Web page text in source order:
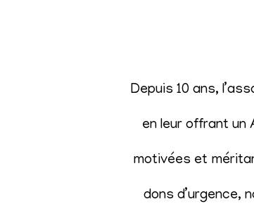
Depuis 10 ans,
en leur offrant un
motivées et
dons d’urgence,